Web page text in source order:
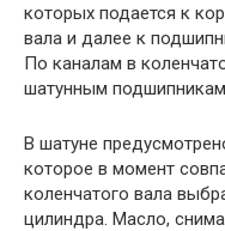
которых подается к
вала и далее к
По каналам в
шатунным
В шатуне
которое в момент
коленчатого вала
цилиндра. Масло,